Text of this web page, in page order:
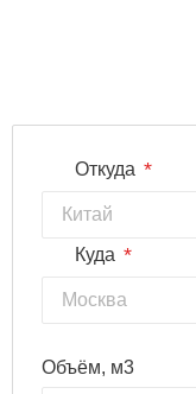
Откуда *
Куда *
Объём, м3